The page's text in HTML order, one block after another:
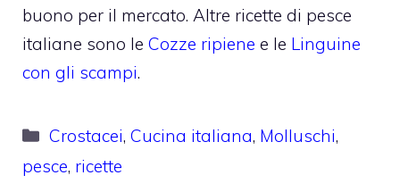
buono per il mercato. Altre ricette di pesce
italiane sono le Cozze ripiene e le Linguine
con gli scampi.
Categorie
Crostacei,Cucina italiana, Molluschi,
pesce, ricette